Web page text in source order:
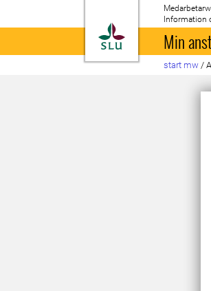
Till startsida
Information
Min
start mw /